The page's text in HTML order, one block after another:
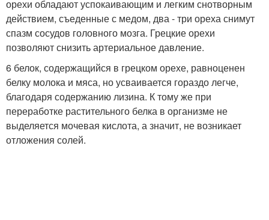
орехи обладают успокаивающим и легким снотворным
действием, съеденные с медом, два - три ореха снимут
спазм сосудов головного мозга. Грецкие орехи
позволяют снизить артериальное давление.
6 белок, содержащийся в грецком орехе, равноценен
белку молока и мяса, но усваивается гораздо легче,
благодаря содержанию лизина. К тому же при
переработке растительного белка в организме не
выделяется мочевая кислота, а значит, не возникает
отложения солей.